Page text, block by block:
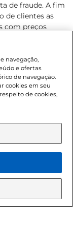
de fraude. A fim
de clientes as
com preços
para
podendo
a venda
anos, conforme
Criança e do
para o
on-line é de
navegação,
e ofertas
de navegação.
cookies em seu
de cookies,